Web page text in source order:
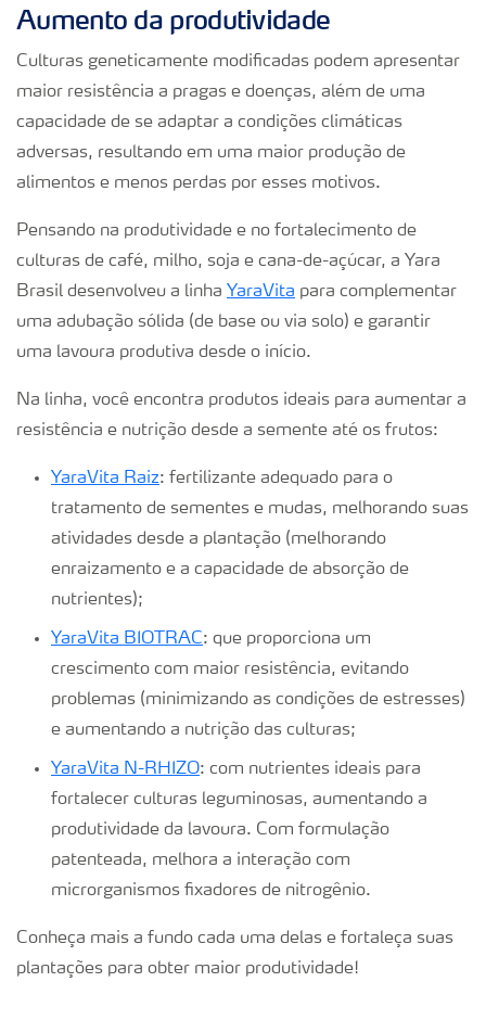
Aumento da produtividade
Culturas geneticamente modificadas podem apresentar
maior resistência a pragas e doenças, além de uma
capacidade de se adaptar a condições climáticas
adversas, resultando em uma maior produção de
alimentos e menos perdas por esses motivos.
Pensando na produtividade e no fortalecimento de
culturas de café, milho, soja e cana-de-açúcar, a Yara
Brasil desenvolveu a linha YaraVita para complementar
uma adubação sólida (de base ou via solo) e garantir
uma lavoura produtiva desde o início.
Na linha, você encontra produtos ideais para aumentar a
resistência e nutrição desde a semente até os frutos:
YaraVita Raiz: fertilizante adequado para o
tratamento de sementes e mudas, melhorando suas
atividades desde a plantação (melhorando
enraizamento e a capacidade de absorção de
nutrientes);
YaraVita BIOTRAC: que proporciona um
crescimento com maior resistência, evitando
problemas (minimizando as condições de estresses)
e aumentando a nutrição das culturas;
YaraVita N-RHIZO: com nutrientes ideais para
fortalecer culturas leguminosas, aumentando a
produtividade da lavoura. Com formulação
patenteada, melhora a interação com
microrganismos fixadores de nitrogênio.
Conheça mais a fundo cada uma delas e fortaleça suas
plantações para obter maior produtividade!